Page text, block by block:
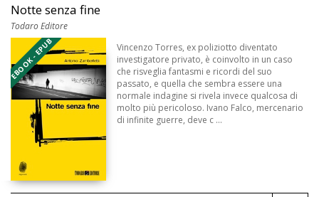
Notte senza fine
Todaro Editore
EBOOK - EPUB
Vincenzo Torres, ex poliziotto diventato
investigatore privato, è coinvolto in un caso
che risveglia fantasmi e ricordi del suo
passato, e quella che sembra essere una
normale indagine si rivela invece qualcosa di
molto più pericoloso. Ivano Falco, mercenario
di infinite guerre, deve c ...